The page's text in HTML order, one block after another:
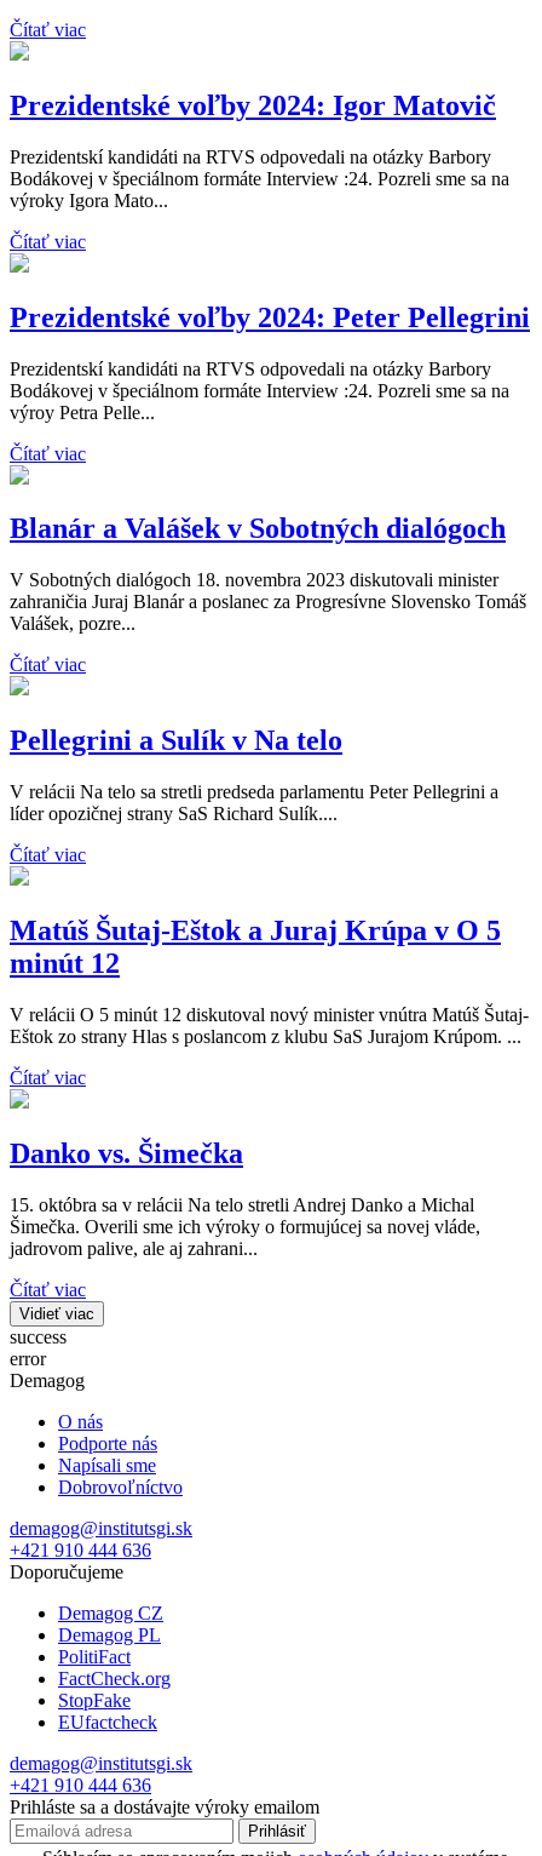
Čítať viac
Prezidentské voľby 2024: Igor Matovič
Prezidentskí kandidáti na RTVS odpovedali na otázky Barbory
Bodákovej v špeciálnom formáte Interview :24. Pozreli sme sa na
výroky Igora Mato...
Čítať viac
Prezidentské voľby 2024: Peter Pellegrini
Prezidentskí kandidáti na RTVS odpovedali na otázky Barbory
Bodákovej v špeciálnom formáte Interview :24. Pozreli sme sa na
výroy Petra Pelle...
Čítať viac
Blanár a Valášek v Sobotných dialógoch
V Sobotných dialógoch 18. novembra 2023 diskutovali minister
zahraničia Juraj Blanár a poslanec za Progresívne Slovensko Tomáš
Valášek, pozre...
Čítať viac
Pellegrini a Sulík v Na telo
V relácii Na telo sa stretli predseda parlamentu Peter Pellegrini a
líder opozičnej strany SaS Richard Sulík....
Čítať viac
Matúš Šutaj-Eštok a Juraj Krúpa v O 5
minút 12
V relácii O 5 minút 12 diskutoval nový minister vnútra Matúš Šutaj-
Eštok zo strany Hlas s poslancom z klubu SaS Jurajom Krúpom. ...
Čítať viac
Danko vs. Šimečka
15. októbra sa v relácii Na telo stretli Andrej Danko a Michal
Šimečka. Overili sme ich výroky o formujúcej sa novej vláde,
jadrovom palive, ale aj zahrani...
Čítať viac
Vidieť viac
success
error
Demagog
O nás
Podporte nás
Napísali sme
Dobrovoľníctvo
demagog@institutsgi.sk
+421 910 444 636
Doporučujeme
Demagog CZ
Demagog PL
PolitiFact
FactCheck.org
StopFake
EUfactcheck
demagog@institutsgi.sk
+421 910 444 636
Prihláste sa a dostávajte výroky emailom
Prihlásiť